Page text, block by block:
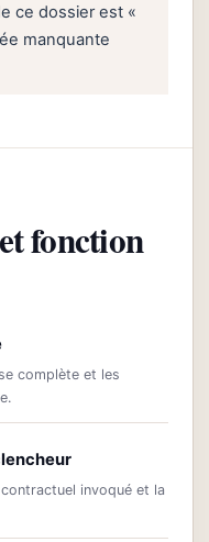
ce dossier est «
manquante
fonction
complète et les
invoqué et la